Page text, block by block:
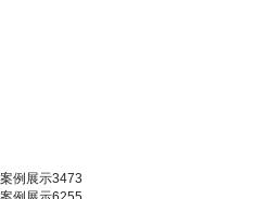
案例展示3473